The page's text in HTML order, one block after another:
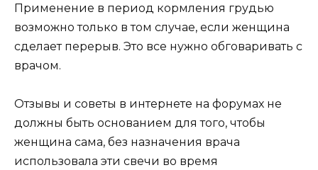
Применение в период кормления грудью
возможно только в том случае, если женщина
сделает перерыв. Это все нужно обговаривать с
врачом.
Отзывы и советы в интернете на форумах не
должны быть основанием для того, чтобы
женщина сама, без назначения врача
использовала эти свечи во время